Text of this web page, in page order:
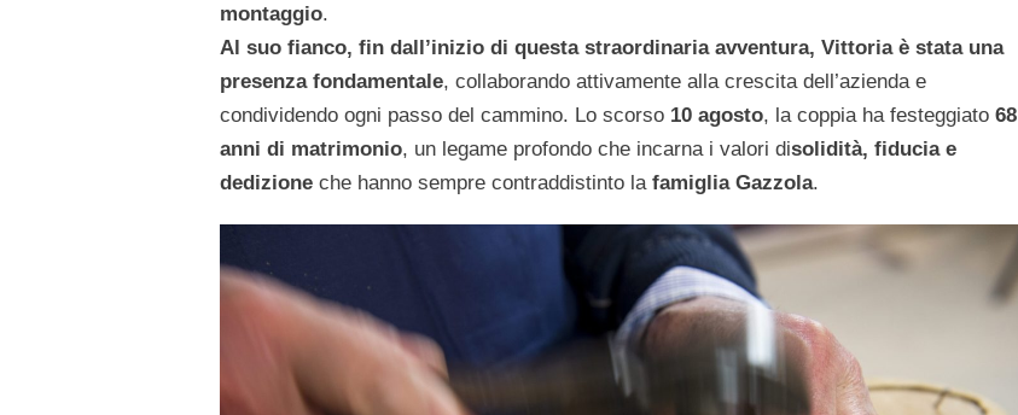
montaggio.
Al suo fianco, fin dall’inizio di questa straordinaria avventura, Vittoria è stata una
presenza fondamentale, collaborando attivamente alla crescita dell’azienda e
condividendo ogni passo del cammino. Lo scorso 10 agosto, la coppia ha festeggiato 68
anni di matrimonio, un legame profondo che incarna i valori disolidità, fiducia e
dedizione che hanno sempre contraddistinto la famiglia Gazzola.